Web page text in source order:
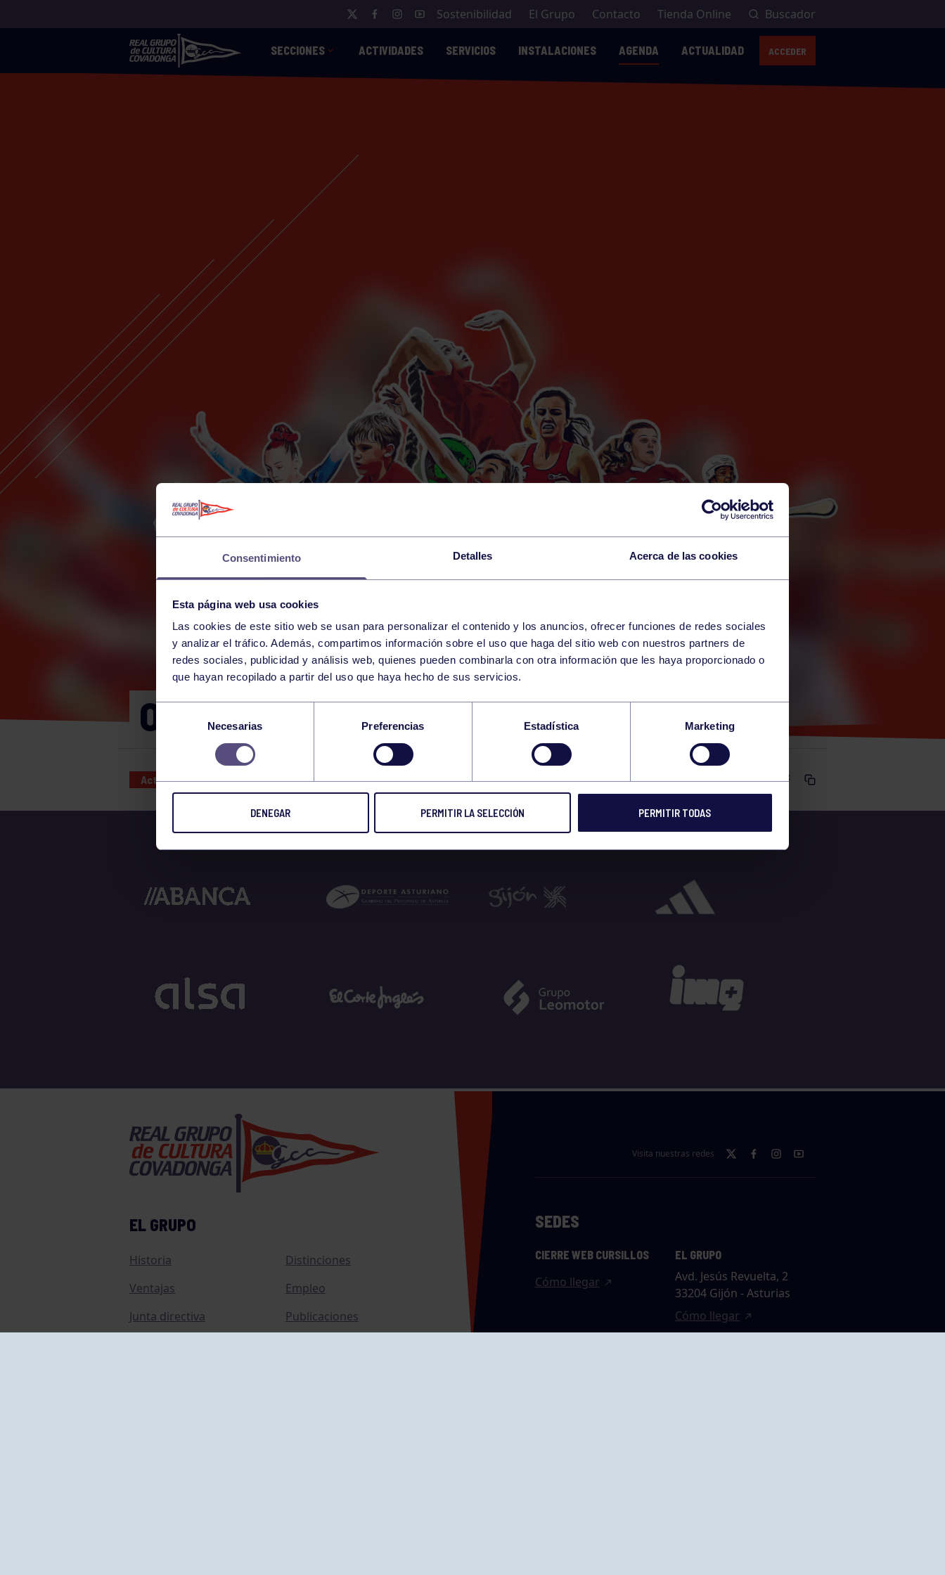
Consentimiento Detalles Acerca de las cookies
Esta página web usa cookies
Las cookies de este sitio web se usan para personalizar el contenido y los anuncios, ofrecer funciones de redes sociales
y analizar el tráfico. Además, compartimos información sobre el uso que haga del sitio web con nuestros partners de
redes sociales, publicidad y análisis web, quienes pueden combinarla con otra información que les haya proporcionado o
que hayan recopilado a partir del uso que haya hecho de sus servicios.
consentimiento
Necesarias Preferencias Estadística Marketing
DENEGAR PERMITIR LA SELECCIÓN PERMITIR TODAS
Sostenibilidad El Grupo Contacto Tienda Online Buscador
SECCIONES ACTIVIDADES SERVICIOS INSTALACIONES AGENDA ACTUALIDAD ACCEDER
27 WEDNESDAY
AUGUST
OLIMPIADA SOCIAL BOXEO 2025
Actividades deportivas 27 AUG 2025 Comparte
EL GRUPO
Historia
Distinciones
Ventajas
Empleo
Junta directiva
Publicaciones
Visita nuestras redes
SEDES
CIERRE WEB CURSILLOS
Cómo llegar
EL GRUPO
Avd. Jesús Revuelta, 2
33204 Gijón - Asturias
Cómo llegar